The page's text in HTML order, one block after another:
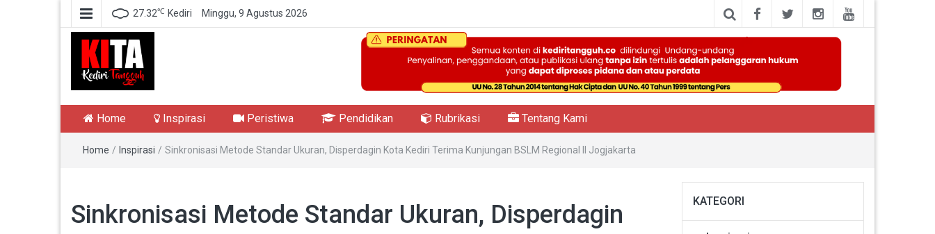
27.32℃ Kediri Minggu, 9 Agustus 2026
Kediri Tangguh
Home Inspirasi Peristiwa Pendidikan Rubrikasi Tentang Kami
Home / Inspirasi / Sinkronisasi Metode Standar Ukuran, Disperdagin Kota Kediri Terima Kunjungan BSLM Regional II Jogjakarta
Sinkronisasi Metode Standar Ukuran, Disperdagin
KATEGORI